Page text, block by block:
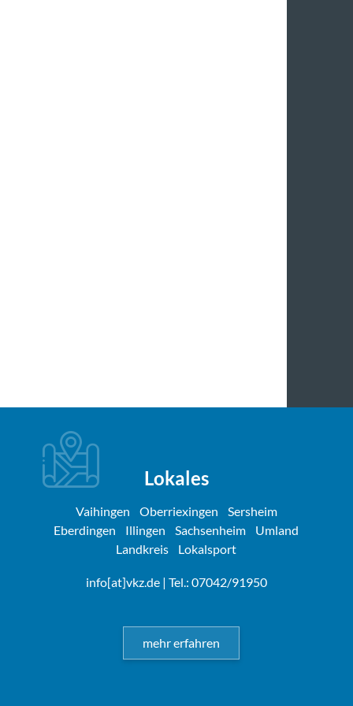
Lokales
Vaihingen Oberriexingen
Sersheim
Eberdingen
Illingen Sachsenheim
Umland
Landkreis
Lokalsport
info[at]vkz.de| Tel.: 07042/91950
mehr erfahren